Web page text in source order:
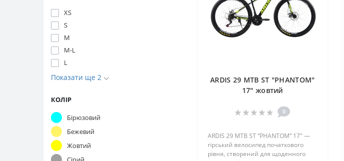
ХS
S
М
M-L
L
Показати ще 2
КОЛІР
Бірюзовий
Бежевий
Жовтий
ARDIS 29 MTB ST "PHANTOM"
17" жовтий
0
ARDIS 29 MTB ST “PHANTOM” 17" —
гірський велосипед початкового
рівня, створений для щоденного